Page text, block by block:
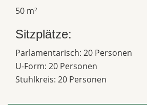
50 m²
Sitzplätze:
Parlamentarisch: 20 Personen
U-Form: 20 Personen
Stuhlkreis: 20 Personen